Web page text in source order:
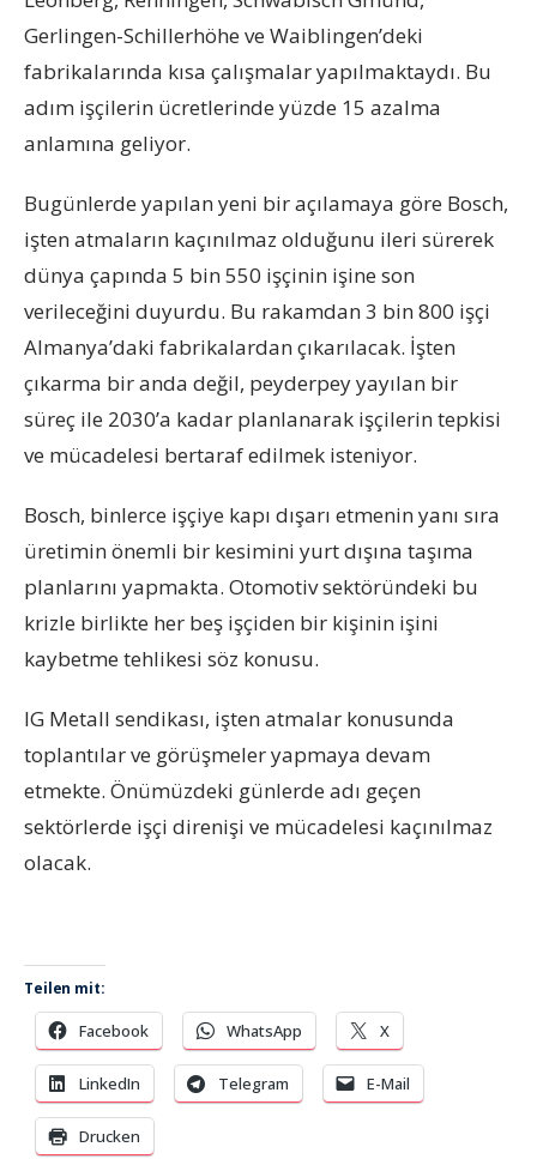
Gerlingen-Schillerhöhe ve Waiblingen’deki
fabrikalarında kısa çalışmalar yapılmaktaydı. Bu
adım işçilerin ücretlerinde yüzde 15 azalma
anlamına geliyor.
Bugünlerde yapılan yeni bir açılamaya göre Bosch,
işten atmaların kaçınılmaz olduğunu ileri sürerek
dünya çapında 5 bin550 işçinin işine son
verileceğini duyurdu. Bu rakamdan 3 bin800 işçi
Almanya’daki fabrikalardan çıkarılacak. İşten
çıkarma bir anda değil, peyderpey yayılan bir
süreç ile 2030’a kadar planlanarak işçilerin tepkisi
ve mücadelesi bertaraf edilmek isteniyor.
Bosch, binlerce işçiye kapı dışarı etmenin yanı sıra
üretimin önemli bir kesimini yurt dışına taşıma
planlarını yapmakta. Otomotiv sektöründeki bu
krizle birlikte her beş işçiden bir kişinin işini
kaybetme tehlikesi söz konusu.
IG Metall sendikası, işten atmalar konusunda
toplantılar ve görüşmeler yapmaya devam
etmekte. Önümüzdeki günlerde adı geçen
sektörlerde işçi direnişi ve mücadelesi kaçınılmaz
olacak.
Teilen mit:
Facebook WhatsApp X
LinkedIn Telegram E-Mail
Drucken